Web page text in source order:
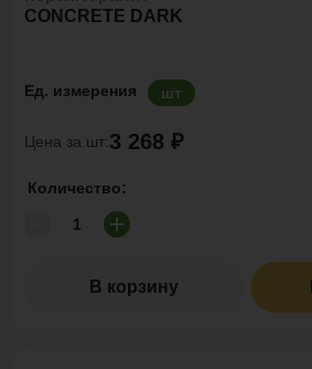
CONCRETE DARK
Ед. измерения шт
Цена за шт:3 268 ₽
Количество:
В корзину